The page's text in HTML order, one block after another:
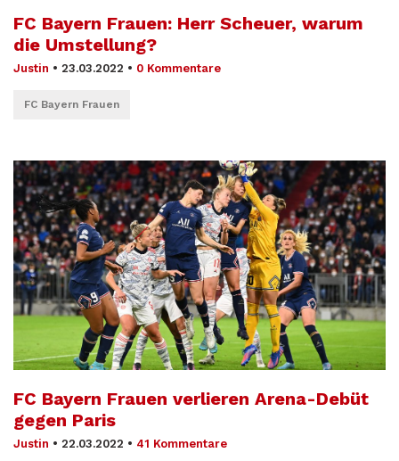
FC Bayern Frauen: Herr Scheuer, warum
die Umstellung?
Justin • 23.03.2022 • 0 Kommentare
FC Bayern Frauen
FC Bayern Frauen verlieren Arena-Debüt
gegen Paris
Justin • 22.03.2022 • 41 Kommentare